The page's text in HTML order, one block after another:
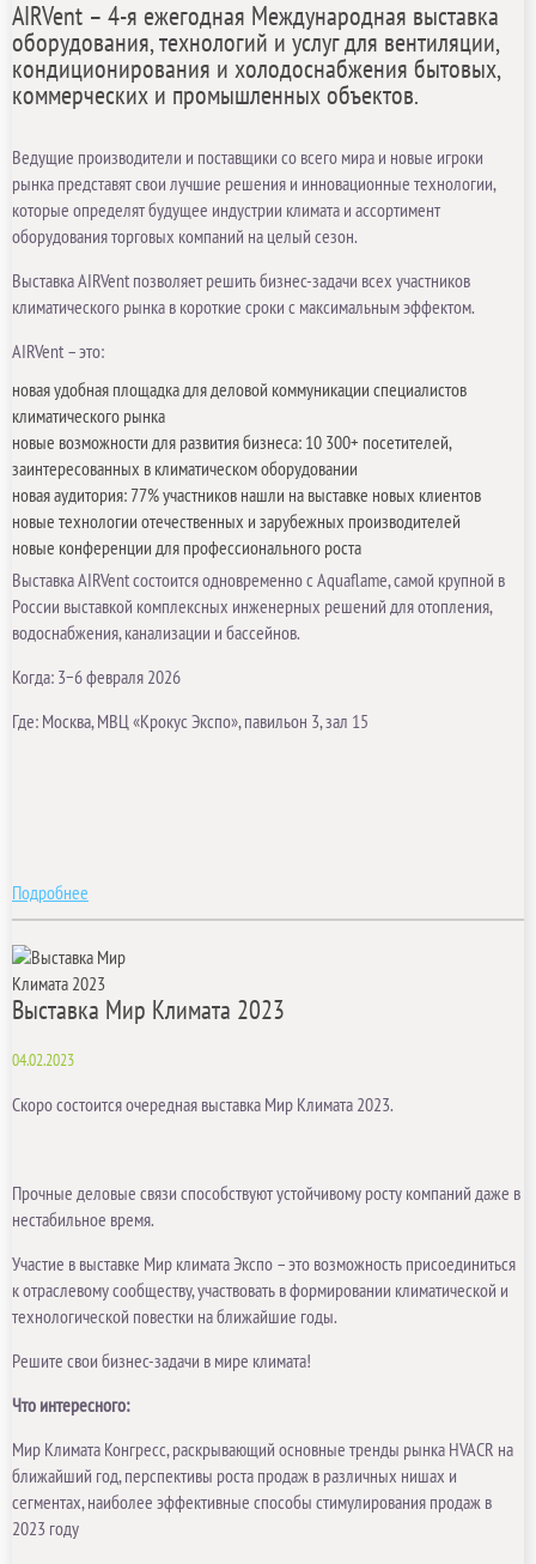
AIRVent – 4-я ежегодная Международная выставка
оборудования, технологий и услуг для вентиляции,
кондиционирования и холодоснабжения бытовых,
коммерческих и промышленных объектов.
Ведущие производители и поставщики со всего мира и новые игроки
рынка представят свои лучшие решения и инновационные технологии,
которые определят будущее индустрии климата и ассортимент
оборудования торговых компаний на целый сезон.
Выставка AIRVent позволяет решить бизнес-задачи всех участников
климатического рынка в короткие сроки с максимальным эффектом.
AIRVent – это:
новая удобная площадка для деловой коммуникации специалистов
климатического рынка
новые возможности для развития бизнеса: 10 300+ посетителей,
заинтересованных в климатическом оборудовании
новая аудитория: 77% участников нашли на выставке новых клиентов
новые технологии отечественных и зарубежных производителей
новые конференции для профессионального роста
Выставка AIRVent состоится одновременно с Aquaflame, самой крупной в
России выставкой комплексных инженерных решений для отопления,
водоснабжения, канализации и бассейнов.
Когда: 3−6 февраля 2026
Где: Москва, МВЦ «Крокус Экспо», павильон 3, зал 15
Подробнее
Выставка Мир Климата 2023
04.02.2023
Скоро состоится очередная выставка Мир Климата 2023.
Прочные деловые связи способствуют устойчивому росту компаний даже в
нестабильное время.
Участие в выставке Мир климата Экспо – это возможность присоединиться
к отраслевому сообществу, участвовать в формировании климатической и
технологической повестки на ближайшие годы.
Решите свои бизнес-задачи в мире климата!
Что интересного:
Мир Климата Конгресс, раскрывающий основные тренды рынка HVACR на
ближайший год, перспективы роста продаж в различных нишах и
сегментах, наиболее эффективные способы стимулирования продаж в
2023 году